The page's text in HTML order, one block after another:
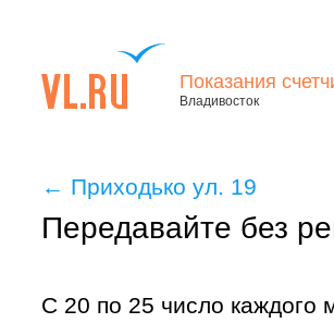
Показания
Владивосток
← Приходько ул. 19
Передавайте без
С 20 по 25 число каждого